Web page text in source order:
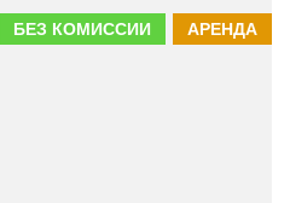
АРЕНДА
БЕЗ КОМИССИИ